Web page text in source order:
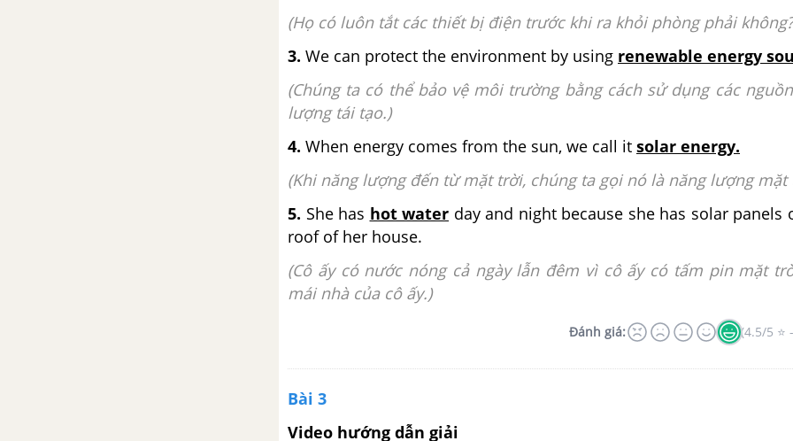
(Họ có luôn tắt các thiết bị điện trước khi ra khỏi phòng phải
3. We can protect the environment by using renewable energy
(Chúng ta có thể bảo vệ môi trường bằng cách sử dụng các
lượng tái tạo.)
4. When energy comes from the sun, we call it solar energy.
(Khi năng lượng đến từ mặt trời, chúng ta gọi nó là năng lượng mặt
5. She has hot water day and night because she has solar panels
roof of her house.
(Cô ấy có nước nóng cả ngày lẫn đêm vì cô ấy có tấm pin mặt
mái nhà của cô ấy.)
Đánh giá: (4.5/5 ⭐
Bài 3
Video hướng dẫn giải